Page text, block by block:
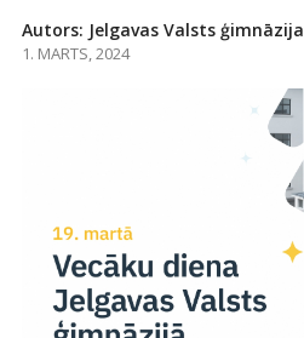
Autors: Jelgavas Valsts ģimnāzija
1. MARTS, 2024